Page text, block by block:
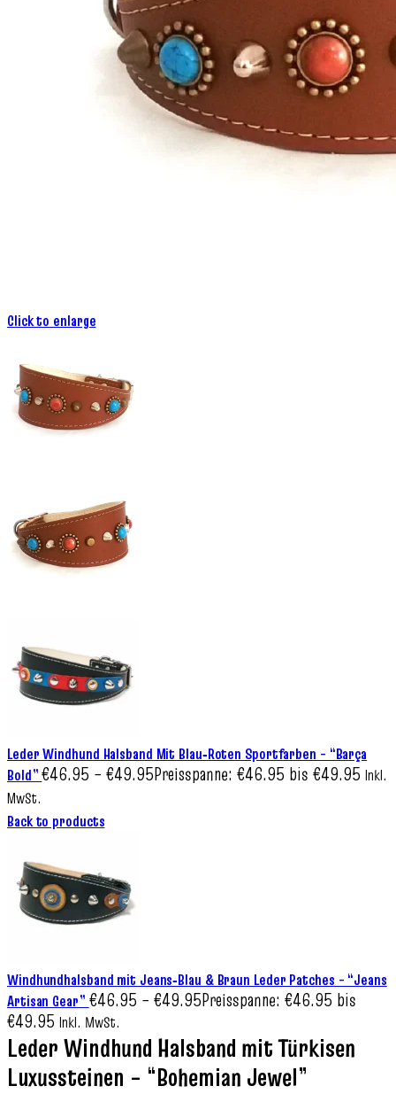
Click to enlarge
Leder Windhund Halsband Mit Blau‑Roten Sportfarben – “Barça
Bold”€46.95 –€49.95Preisspanne: €46.95 bis €49.95 Inkl.
MwSt.
Back to products
Windhundhalsband mit Jeans‑Blau & Braun Leder Patches – “Jeans
Artisan Gear” €46.95 – €49.95Preisspanne: €46.95 bis
€49.95 Inkl. MwSt.
Leder Windhund Halsband mit Türkisen
Luxussteinen – “Bohemian Jewel”